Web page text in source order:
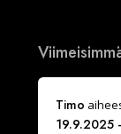
Timo
19.9.2025